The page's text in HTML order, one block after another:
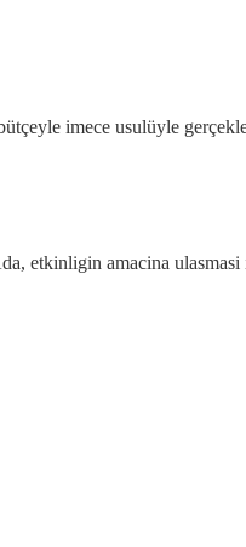
imece usulüyle
etkinligin amacina ulasmasi